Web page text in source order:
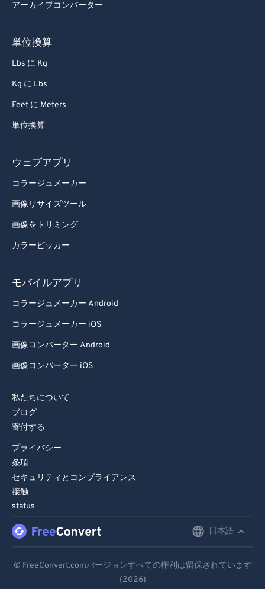
アーカイブコンバーター
単位換算
Lbs に Kg
Kg に Lbs
Feet に Meters
単位換算
ウェブアプリ
コラージュメーカー
画像リサイズツール
画像をトリミング
カラーピッカー
モバイルアプリ
コラージュメーカー Android
コラージュメーカー iOS
画像コンバーター Android
画像コンバーター iOS
私たちについて
ブログ
寄付する
プライバシー
条項
セキュリティとコンプライアンス
接触
status
日本語
Español
© FreeConvert.comバージョンすべての権利は留保されています
(2026)